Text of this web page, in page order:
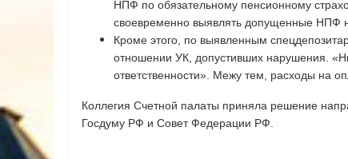
НПФ по обязательному пенсионному
своевременно выявлять допущенные НПФ
Кроме этого, по выявленным
отношении УК, допустивших нарушения.
ответственности». Межу тем, расходы на
Коллегия Счетной палаты приняла решение
Госдуму РФ и Совет Федерации РФ.